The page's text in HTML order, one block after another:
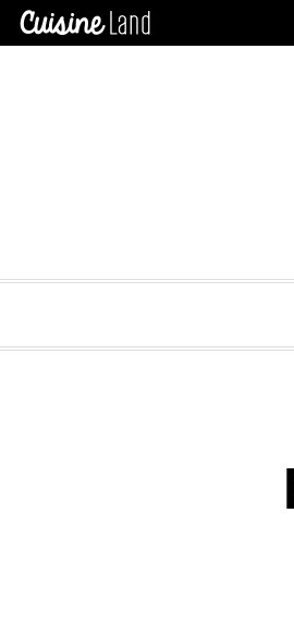
CATÉGORIES
des
×
Les